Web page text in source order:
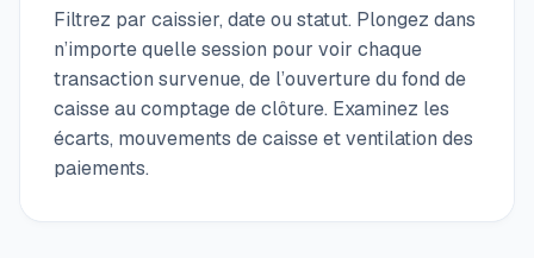
Filtrez par caissier, date ou statut. Plongez dans
n’importe quelle session pour voir chaque
transaction survenue, de l’ouverture du fond de
caisse au comptage de clôture. Examinez les
écarts, mouvements de caisse et ventilation des
paiements.